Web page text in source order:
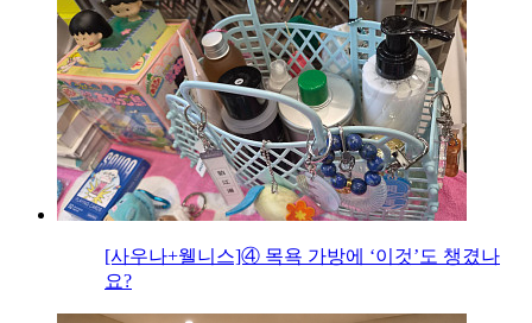
[사우나+웰니스]④ 목욕 가방에 ‘이것’도 챙겼나
요?